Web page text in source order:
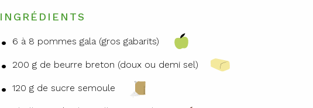
INGRÉDIENTS
6 à 8 pommes gala (gros gabarits)
200 g de beurre breton (doux ou demi sel)
120 g de sucre semoule